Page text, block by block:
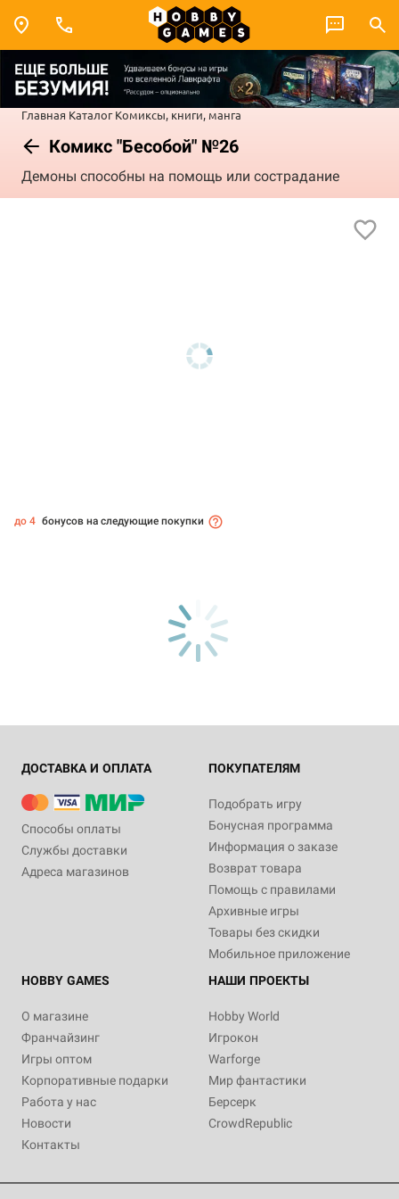
Главная Каталог Комиксы, книги, манга
Комикс "Бесобой" №26
Демоны способны на помощь или сострадание
до 4 бонусов на следующие покупки
ДОСТАВКА И ОПЛАТА
Способы оплаты
Службы доставки
Адреса магазинов
ПОКУПАТЕЛЯМ
Подобрать игру
Бонусная программа
Информация о заказе
Возврат товара
Помощь с правилами
Архивные игры
Товары без скидки
Мобильное приложение
HOBBY GAMES
О магазине
Франчайзинг
Игры оптом
Корпоративные подарки
Работа у нас
Новости
Контакты
НАШИ ПРОЕКТЫ
Hobby World
Игрокон
Warforge
Мир фантастики
Берсерк
CrowdRepublic